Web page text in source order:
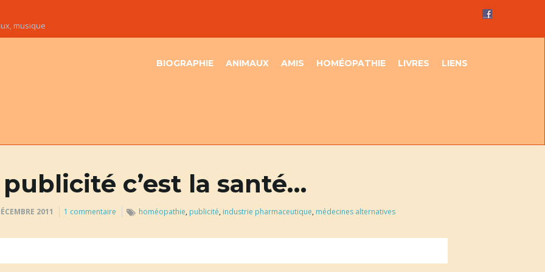
musique
BIOGRAPHIE ANIMAUX AMIS HOMÉOPATHIE LIVRES LIENS
publicité c’est la santé…
2011 1 commentaire homéopathie, publicité, industrie pharmaceutique, médecines alternatives